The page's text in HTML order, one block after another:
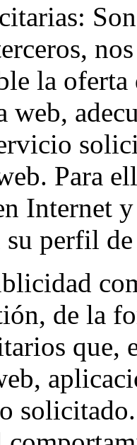
la
web,
Para
Internet
perfil
de la
que,